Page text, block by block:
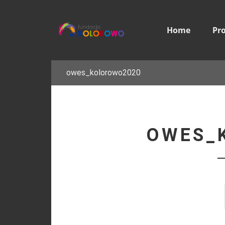
Home
owes_kolorowo2020